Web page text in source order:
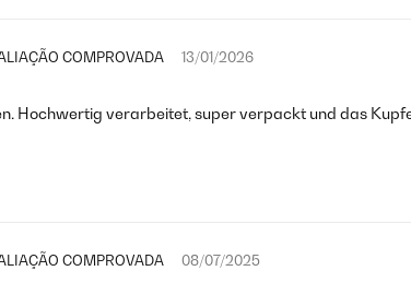
COMPROVADA 26/11/2019
COMPROVADA 13/01/2026
Hochwertig verarbeitet, super verpackt und das
COMPROVADA 08/07/2025